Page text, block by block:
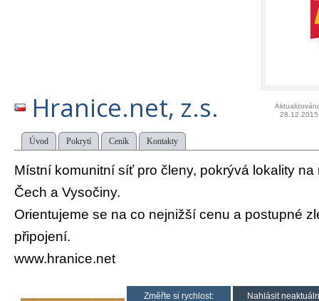
Hranice.net, z.s.
28.12.2015
Úvod Pokrytí Ceník Kontakty
Místní komunitní síť pro členy, pokrývá lokality
Čech a Vysočiny.
Orientujeme se na co nejnižší cenu a postupné
připojení.
www.hranice.net
Změřte si rychlost:
Nahlásit